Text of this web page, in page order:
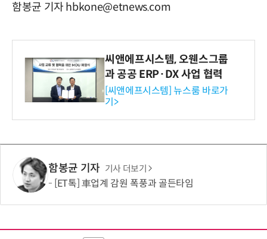
함봉균 기자 hbkone@etnews.com
씨앤에프시스템, 오웬스그룹
과 공공 ERP·DX 사업 협력
[씨앤에프시스템] 뉴스룸 바로가
기>
함봉균 기자 기사 더보기
[ET톡] 車업계 감원 폭풍과 골든타임